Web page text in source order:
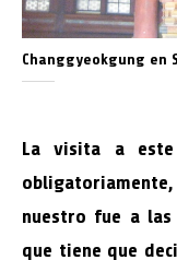
Changgyeokgung en
La visita a este
nuestro fue a las
que tiene que